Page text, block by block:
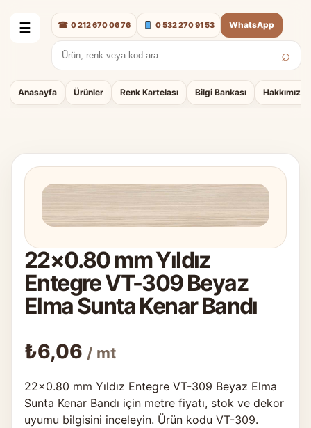
☰
Anasayfa Ürünler Renk Kartelası Bilgi Bankası Hakkımızda
Arama: ⌕
☎ 0 212 670 06 76 0 532 270 91 53 WhatsApp
22×0.80 mm Yıldız
Entegre VT-309 Beyaz
Elma Sunta Kenar Bandı
₺6,06 / mt
22×0.80 mm Yıldız Entegre VT-309 Beyaz Elma
Sunta Kenar Bandı için metre fiyatı, stok ve dekor
uyumu bilgisini inceleyin. Ürün kodu VT-309.